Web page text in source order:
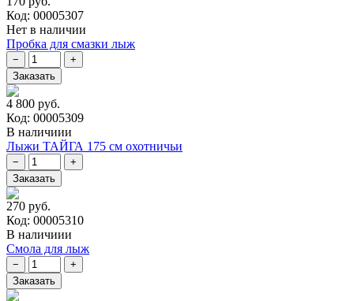
Код: 00005307
Нет в наличии
Пробка для смазки лыж
4 800 руб.
Код: 00005309
В наличиии
Лыжи ТАЙГА 175 см охотничьи
270 руб.
Код: 00005310
В наличиии
Смола для лыж